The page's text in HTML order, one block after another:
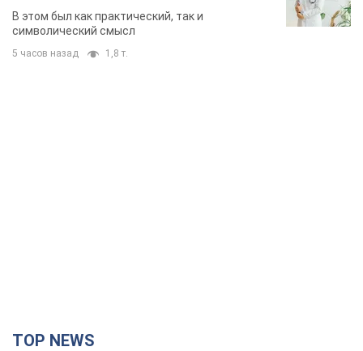
В этом был как практический, так и
символический смысл
5 часов назад 1,8 т.
TOP NEWS